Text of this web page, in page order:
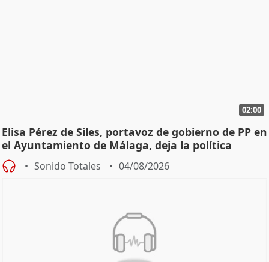
02:00
Elisa Pérez de Siles, portavoz de gobierno de PP en
el Ayuntamiento de Málaga, deja la política
Sonido Totales 04/08/2026